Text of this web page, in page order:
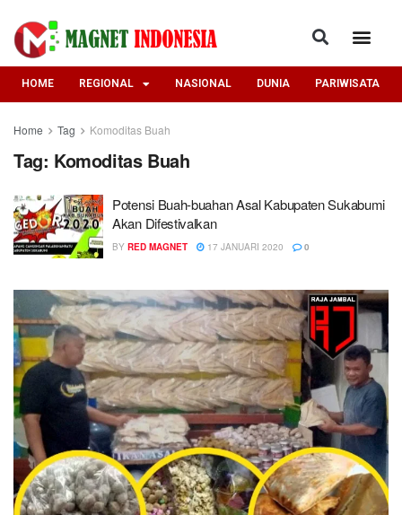
HOME REGIONAL NASIONAL DUNIA PARIWISATA
Home Tag Komoditas Buah
Tag: Komoditas Buah
Potensi Buah-buahan Asal Kabupaten Sukabumi
Akan Difestivalkan
BY RED MAGNET 17 JANUARI 2020 0